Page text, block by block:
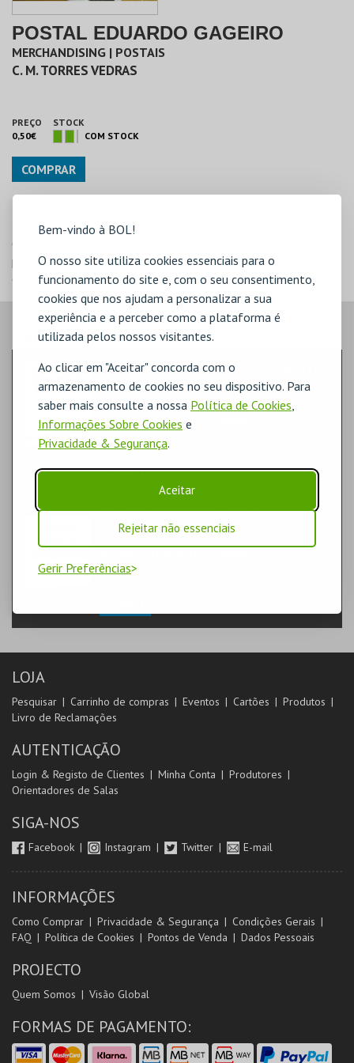
Bem-vindo à BOL!
O nosso site utiliza cookies essenciais para o
funcionamento do site e, com o seu consentimento,
cookies que nos ajudam a personalizar a sua
experiência e a perceber como a plataforma é
utilizada pelos nossos visitantes.
Ao clicar em "Aceitar" concorda com o
armazenamento de cookies no seu dispositivo. Para
saber mais consulte a nossa Política de Cookies
Informações Sobre Cookies e
Privacidade & Segurança.
Aceitar
Rejeitar não essenciais
Gerir Preferências
POSTAL EDUARDO GAGEIRO
MERCHANDISING | POSTAIS
C. M. TORRES VEDRAS
PREÇO
0,50€
STOCK
COM STOCK
COMPRAR
Postais em fomato 10x15cm com fotografias de Eduardo
Gageiro, retiradas da publicação "Diário de uma Cidade" do
prórpio autor. Colecção de 9 postais, pode ser vendido à
colecção ou unidade.
VEJA AINDA:
EXPOSIÇÃO TEMPORARIA E PERMANENTE
MUSEU MUNICIPAL
FAMÍLIA | EXPOSIÇÃO
MUSEU MUNICIPAL T. VEDRAS
+ INFO
BILHETE CILT TORRES VEDRAS
FORMAÇÃO & EDUCAÇÃO | MULTIDISCIPLINAR
MUSEU
LOJA
Pesquisar Carrinho de compras Eventos Cartões
Produtos
Livro de Reclamações
AUTENTICAÇÃO
Login & Registo de Clientes Minha Conta
Produtores
Orientadores de Salas
SIGA-NOS
Facebook Instagram Twitter E-mail
INFORMAÇÕES
Como Comprar Privacidade & Segurança
Condições Gerais
FAQ
Política de Cookies Pontos de Venda Dados Pessoais
PROJECTO
Quem Somos Visão Global
FORMAS DE PAGAMENTO: